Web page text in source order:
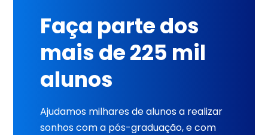
Faça parte dos
mais de 225 mil
alunos
Ajudamos milhares de alunos a realizar
sonhos com a pós-graduação, e com